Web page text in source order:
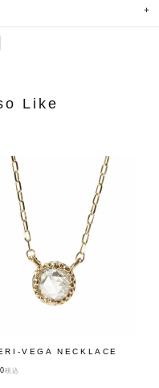
Like
VEGA NECKLACE
税込